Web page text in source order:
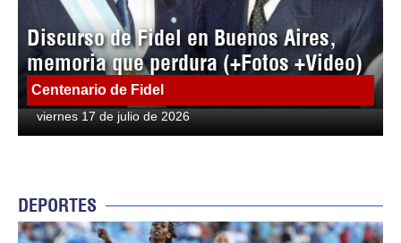
Discurso de Fidel en Buenos Aires,
memoria que perdura (+Fotos +Video)
Centenario de Fidel
viernes 17 de julio de 2026
DEPORTES